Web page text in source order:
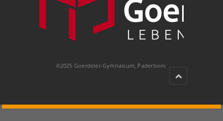
©2025 Goerdeler-Gymnasium, Paderborn